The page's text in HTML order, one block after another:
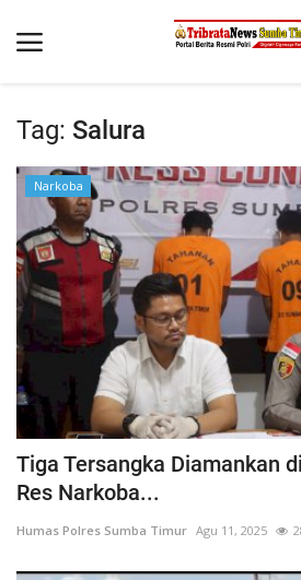
Terms & Conditions
Reskrim
Binkam
Giat Ops
Polisi Kita
Mitra Polisi
Lantas
Jurnal Kamtibmas
Tag: Salura
Narkoba
Tiga Tersangka Diamankan
Res Narkoba...
Humas Polres Sumba Timur Agu 11, 2025